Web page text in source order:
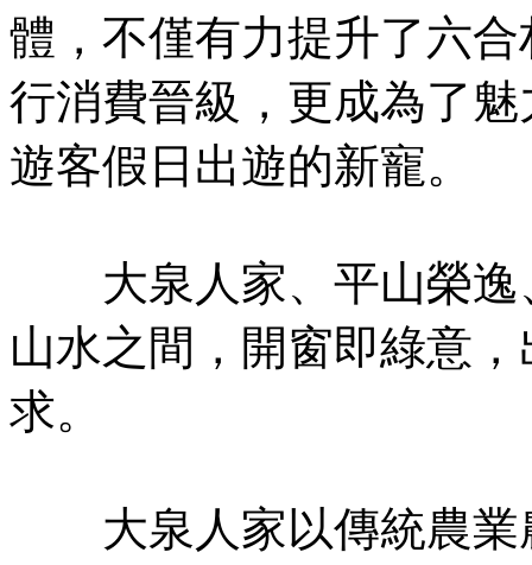
體，不僅有力提升了六
行消費晉級，更成為了
遊客假日出遊的新寵。
大泉人家、平山榮逸
山水之間，開窗即綠意
求。
大泉人家以傳統農業